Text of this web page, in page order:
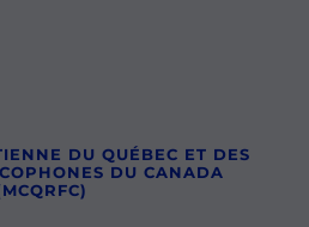
DU QUÉBEC ET DES
DU CANADA